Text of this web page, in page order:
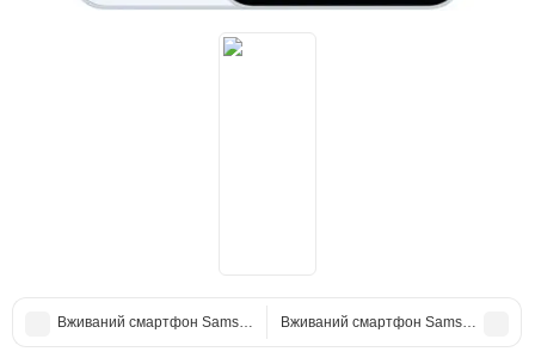
Вживаний смартфон Samsung Galaxy M34 5G (M346) 8/128 Silver
Вживаний смартфон Samsung